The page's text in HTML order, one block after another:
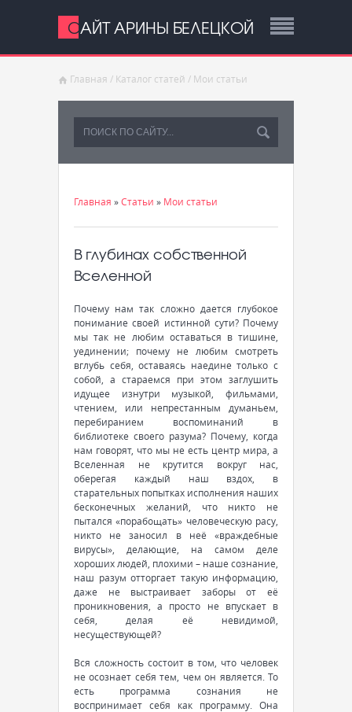
САЙТ АРИНЫ БЕЛЕЦКОЙ
Главная / Каталог статей / Мои статьи
Главная »Статьи » Мои статьи
В глубинах собственной
Вселенной
Почему нам так сложно дается глубокое
понимание своей истинной сути? Почему
мы так не любим оставаться в тишине,
уединении; почему не любим смотреть
вглубь себя, оставаясь наедине только с
собой, а стараемся при этом заглушить
идущее изнутри музыкой, фильмами,
чтением, или непрестанным думаньем,
перебиранием воспоминаний в
библиотеке своего разума? Почему, когда
нам говорят, что мы не есть центр мира, а
Вселенная не крутится вокруг нас,
оберегая каждый наш вздох, в
старательных попытках исполнения наших
бесконечных желаний, что никто не
пытался «порабощать» человеческую расу,
никто не заносил в неё «враждебные
вирусы», делающие, на самом деле
хороших людей, плохими – наше сознание,
наш разум отторгает такую информацию,
даже не выстраивает заборы от её
проникновения, а просто не впускает в
себя, делая её невидимой,
несуществующей?
Вся сложность состоит в том, что человек
не осознает себя тем, чем он является. То
есть программа сознания не
воспринимает себя как программу. Она